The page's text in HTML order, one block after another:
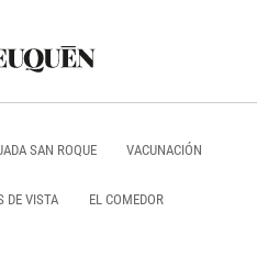
SAN ROQUE VACUNACIÓN
DE VISTA EL COMEDOR